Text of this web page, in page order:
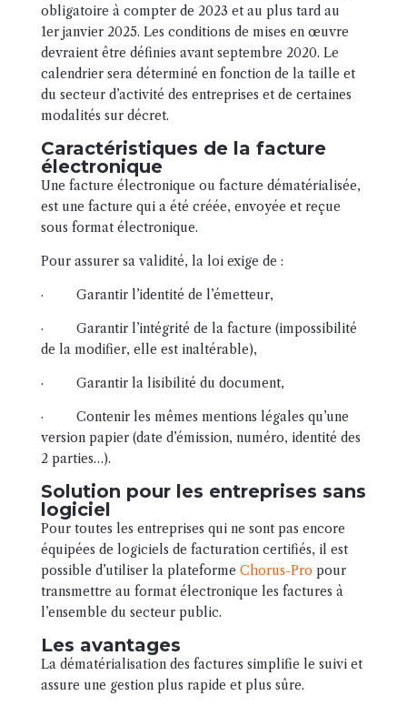
obligatoire à compter de 2023 et au plus tard au
1er janvier 2025. Les conditions de mises en œuvre
devraient être définies avant septembre 2020. Le
calendrier sera déterminé en fonction de la taille et
du secteur d’activité des entreprises et de certaines
modalités sur décret.
Caractéristiques de la facture
électronique
Une facture électronique ou facture dématérialisée,
est une facture qui a été créée, envoyée et reçue
sous format électronique.
Pour assurer sa validité, la loi exige de :
· Garantir l’identité de l’émetteur,
· Garantir l’intégrité de la facture (impossibilité
de la modifier, elle est inaltérable),
· Garantir la lisibilité du document,
· Contenir les mêmes mentions légales qu’une
version papier (date d’émission, numéro, identité des
2 parties…).
Solution pour les entreprises sans
logiciel
Pour toutes les entreprises qui ne sont pas encore
équipées de logiciels de facturation certifiés, il est
possible d’utiliser la plateforme Chorus-Pro pour
transmettre au format électronique les factures à
l’ensemble du secteur public.
Les avantages
La dématérialisation des factures simplifie le suivi et
assure une gestion plus rapide et plus sûre.